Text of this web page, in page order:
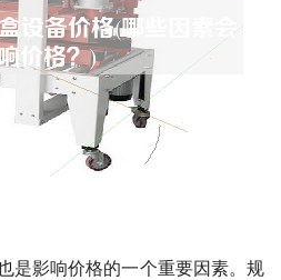
是影响价格的一个重要因素。规